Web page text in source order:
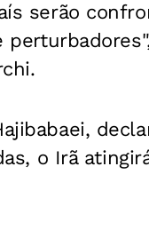
serão
o Irã